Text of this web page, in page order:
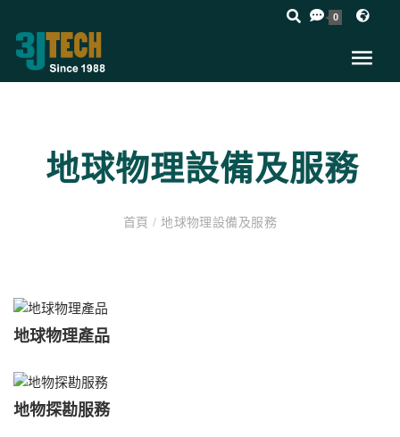
0
地球物理設備及服務
首頁/ 地球物理設備及服務
地球物理產品
地物探勘服務